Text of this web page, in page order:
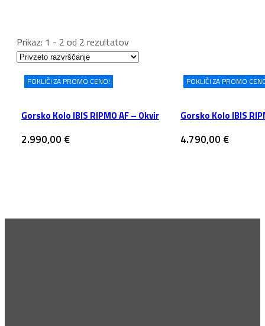
Prikaz: 1 - 2 od 2 rezultatov
POKLIČI ZA PROMO CENO!
Gorsko Kolo IBIS RIPMO AF – Okvir
2.990,00 €
POKLIČI ZA PROMO
Gorsko Kolo IBIS
4.790,00 €